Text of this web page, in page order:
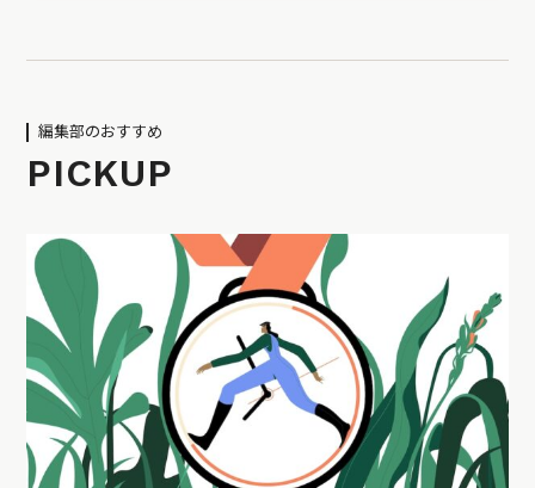
編集部のおすすめ
PICKUP